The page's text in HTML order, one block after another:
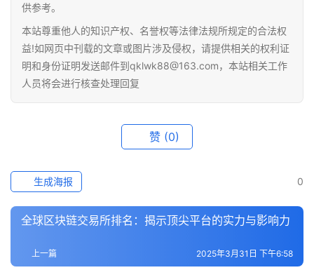
百
科
供参考。
本站尊重他人的知识产权、名誉权等法律法规所规定的合法权
益!如网页中刊载的文章或图片涉及侵权，请提供相关的权利证
明和身份证明发送邮件到qklwk88@163.com，本站相关工作
人员将会进行核查处理回复
赞 (0)
0
生成海报
全球区块链交易所排名：揭示顶尖平台的实力与影响力
上一篇 2025年3月31日 下午6:58